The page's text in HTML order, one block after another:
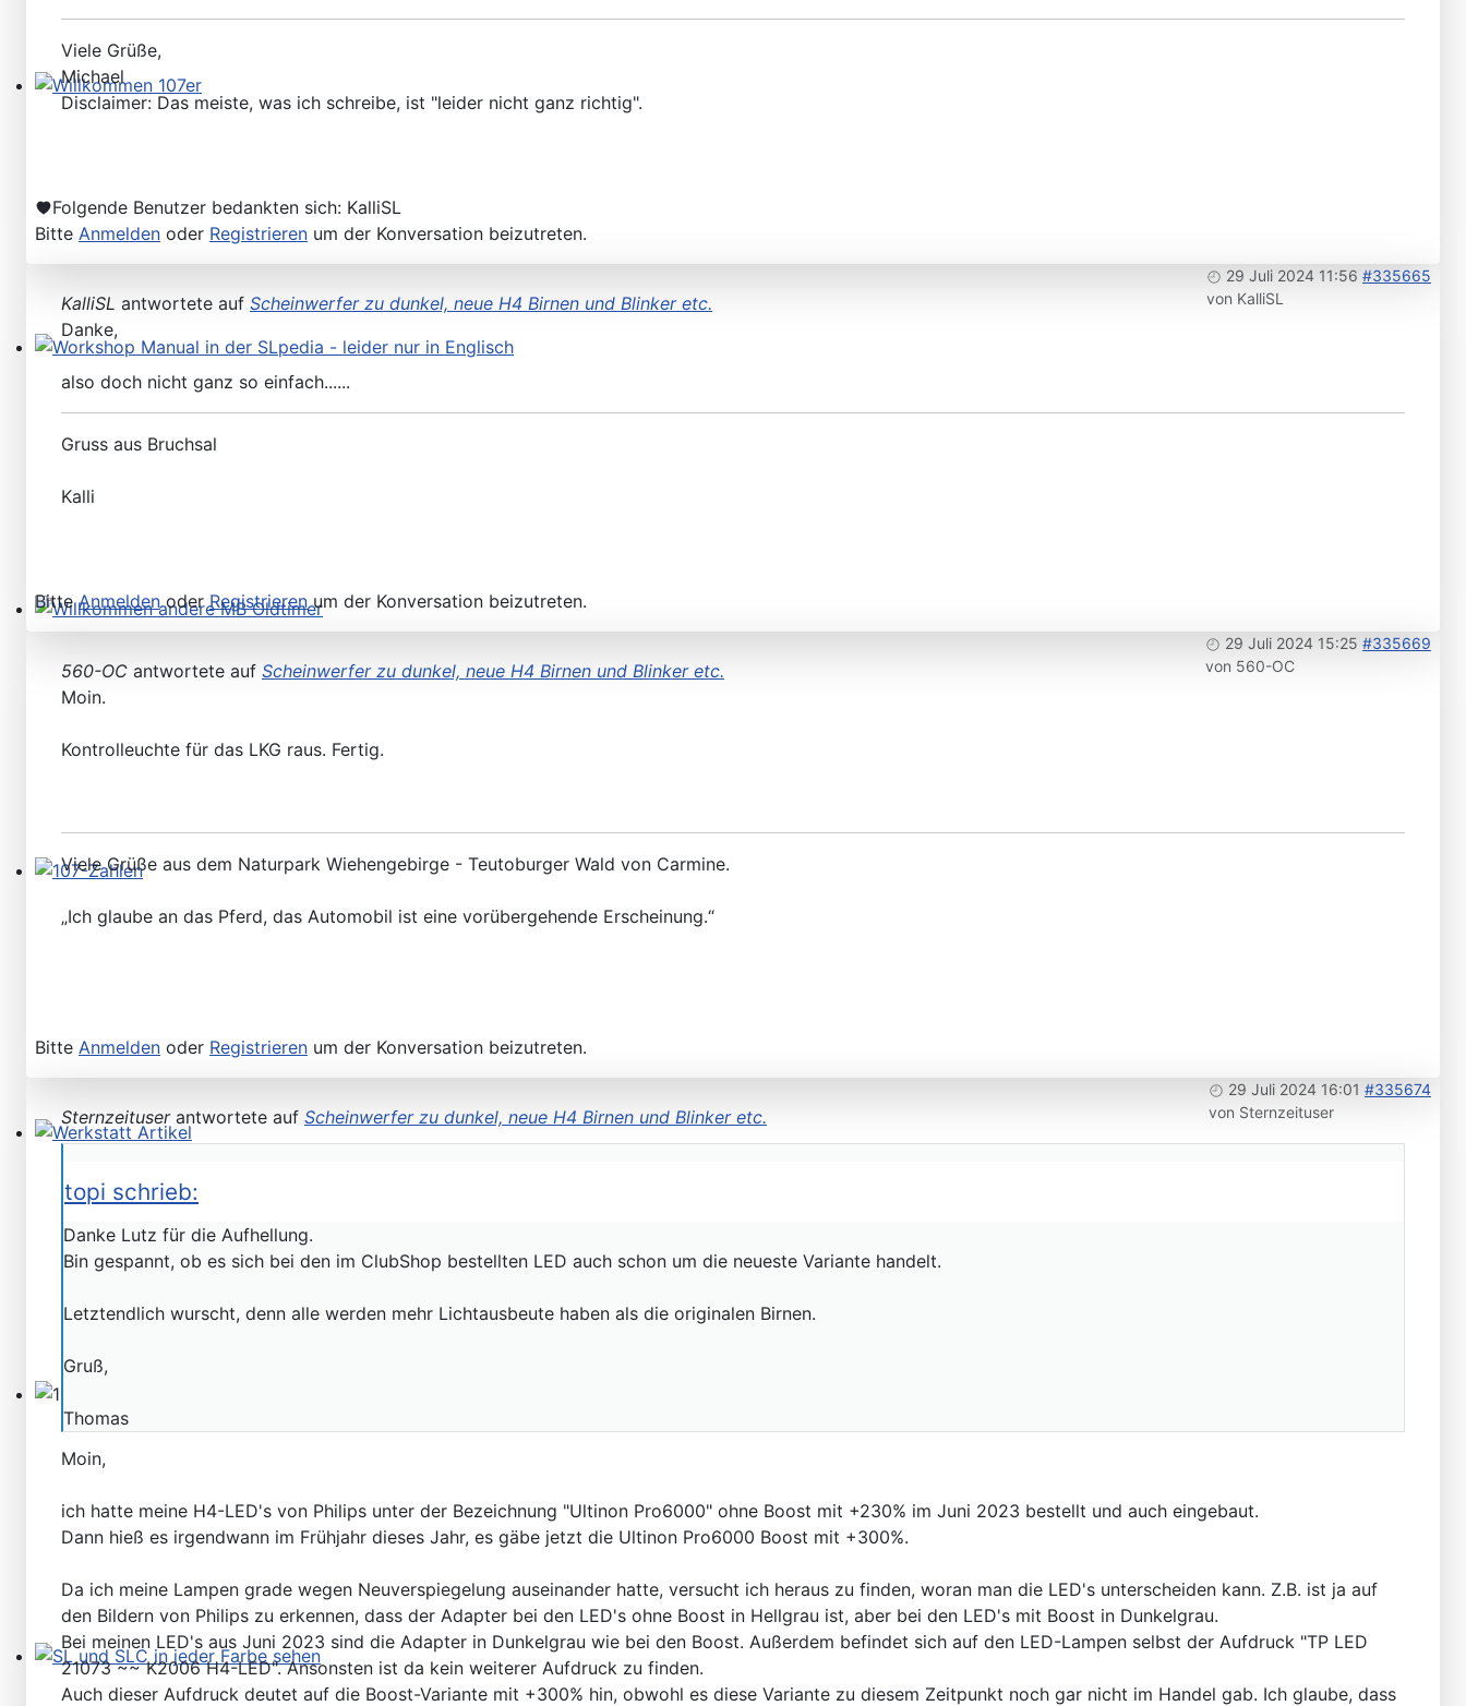
Willkommen 107er
Workshop Manual in der SLpedia - leider nur in Englisch
Willkommen andere MB Oldtimer
107er Technik
SL und SLC in jeder Farbe sehen
Viele Grüße,
Michael
Disclaimer: Das meiste, was ich schreibe, ist "leider nicht ganz richtig".
Folgende Benutzer bedankten sich: KalliSL
Bitte Anmelden oder Registrieren um der Konversation beizutreten.
29 Juli 2024 11:56 #335665
von KalliSL
KalliSL antwortete auf Scheinwerfer zu dunkel, neue H4 Birnen und Blinker etc.
Danke,
also doch nicht ganz so einfach......
Gruss aus Bruchsal
Kalli
BitteAnmeldenoderRegistrierenum der Konversation beizutreten.
29 Juli 2024 15:25 #335669
von 560-OC
560-OC antwortete auf Scheinwerfer zu dunkel, neue H4 Birnen und Blinker etc.
Moin.
Kontrolleuchte für das LKG raus. Fertig.
Viele Grüße aus dem Naturpark Wiehengebirge - Teutoburger Wald von Carmine.
„Ich glaube an das Pferd, das Automobil ist eine vorübergehende Erscheinung.“
Bitte Anmelden oder Registrieren um der Konversation beizutreten.
29 Juli 2024 16:01 #335674
von Sternzeituser
Sternzeituserantwortete auf Scheinwerfer zu dunkel, neue H4 Birnen und Blinker etc.
topi schrieb:
Danke Lutz für die Aufhellung.
Bin gespannt, ob es sich bei den im ClubShop bestellten LED auch schon um die neueste Variante handelt.
Letztendlich wurscht, denn alle werden mehr Lichtausbeute haben als die originalen Birnen.
Gruß,
Thomas
Moin,
ich hatte meine H4-LED's von Philips unter der Bezeichnung "Ultinon Pro6000" ohne Boost mit +230% im Juni 2023 bestellt und auch eingebaut.
Dann hieß es irgendwann im Frühjahr dieses Jahr, es gäbe jetzt die Ultinon Pro6000 Boost mit +300%.
Da ich meine Lampen grade wegen Neuverspiegelung auseinander hatte, versucht ich heraus zu finden, woran man die LED's unterscheiden kann. Z.B. ist ja auf
den Bildern von Philips zu erkennen, dass der Adapter bei den LED's ohne Boost in Hellgrau ist, aber bei den LED's mit Boost in Dunkelgrau.
Bei meinen LED's aus Juni 2023 sind die Adapter in Dunkelgrau wie bei den Boost. Außerdem befindet sich auf den LED-Lampen selbst der Aufdruck "TP LED
21073 ~~ K2006 H4-LED". Ansonsten ist da kein weiterer Aufdruck zu finden.
Auch dieser Aufdruck deutet auf die Boost-Variante mit +300% hin, obwohl es diese Variante zu diesem Zeitpunkt noch gar nicht im Handel gab. Ich glaube, dass